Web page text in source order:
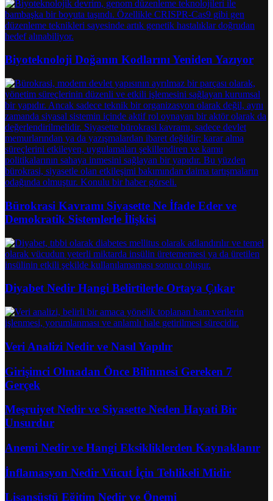
Biyoteknoloji Doğanın Kodlarını Yeniden Yazıyor
Bürokrasi Kavramı Siyasette Ne İfade Eder ve
Demokratik Sistemlerle İlişkisi
Diyabet Nedir Hangi Belirtilerle Ortaya Çıkar
Veri Analizi Nedir ve Nasıl Yapılır
Girişimci Olmadan Önce Bilinmesi Gereken 7
Gerçek
Meşruiyet Nedir ve Siyasette Neden Hayati Bir
Unsurdur
Anemi Nedir ve Hangi Eksikliklerden Kaynaklanır
İnflamasyon Nedir Vücut İçin Tehlikeli Midir
Lisansüstü Eğitim Nedir ve Önemi